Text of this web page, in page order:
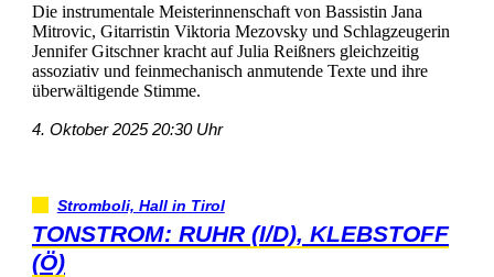
DieinstrumentaleMeisterinnenschaftvonBassistinJana
Mitrovic,GitarristinViktoriaMezovskyundSchlagzeugerin
JenniferGitschnerkrachtaufJuliaReißnersgleichzeitig
assoziativundfeinmechanischanmutendeTexteundihre
überwältigendeStimme.
4.Oktober202520:30Uhr
Stromboli,HallinTirol
TONSTROM:RUHR(I/D),KLEBSTOFF
(Ö)